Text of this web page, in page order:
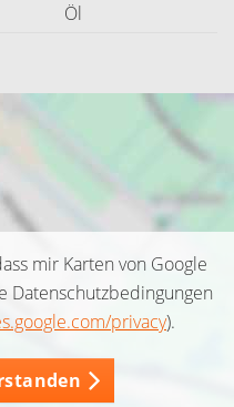
Öl
mir Karten von Google
Datenschutzbedingungen
privacy).